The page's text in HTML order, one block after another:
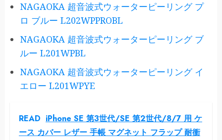
NAGAOKA 超音波式ウォーターピーリング プ
ロ ブルー L202WPPROBL
NAGAOKA 超音波式ウォーターピーリング ブ
ルー L201WPBL
NAGAOKA 超音波式ウォーターピーリング イ
エロー L201WPYE
READ iPhone SE 第3世代/SE 第2世代/8/7 用 ケ
ース カバー レザー 手帳 マグネット フラップ 耐衝